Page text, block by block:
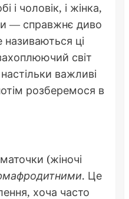
і чоловік, і жінка,
— справжнє диво
ці
світ
важливі
розберемося в
(жіночі
. Це
хоча часто